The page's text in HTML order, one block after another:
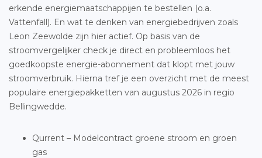
erkende energiemaatschappijen te bestellen (o.a.
Vattenfall). En wat te denken van energiebedrijven zoals
Leon Zeewolde zijn hier actief. Op basis van de
stroomvergelijker check je direct en probleemloos het
goedkoopste energie-abonnement dat klopt met jouw
stroomverbruik. Hierna tref je een overzicht met de meest
populaire energiepakketten van augustus 2026 in regio
Bellingwedde.
Qurrent – Modelcontract groene stroom en groen
gas